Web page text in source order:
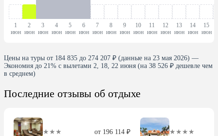
1
июн
2
июн
3
июн
4
июн
5
июн
6
июн
7
июн
8
июн
9
июн
10
июн
11
июн
12
июн
13
июн
14
июн
15
июн
Цены на туры от 184 835 до 274 207 ₽ (данные на 23 мая 2026) —
Экономия до 21% с вылетами 2, 18, 22 июня (на 38 526 ₽ дешевле чем
в среднем)
Последние отзывы об отдыхе
★★★ от 196 114 ₽ ★★★★